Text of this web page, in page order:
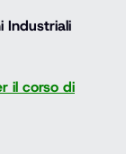
Industriali
il corso di